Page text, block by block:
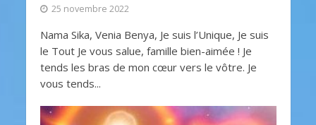
25 novembre 2022
Nama Sika, Venia Benya, Je suis l’Unique, Je suis
le Tout Je vous salue, famille bien-aimée ! Je
tends les bras de mon cœur vers le vôtre. Je
vous tends...